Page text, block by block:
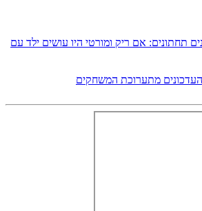
תחתונים: אם ריק ומורטי היו עושים ילד עם